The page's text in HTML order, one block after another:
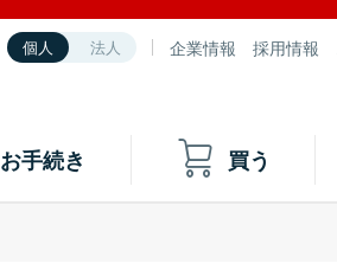
個人 法人 企業情報 採用情報
手続き 買う